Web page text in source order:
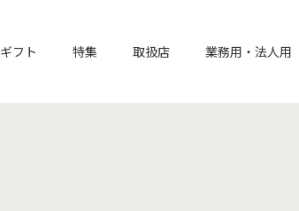
ギフト 特集 取扱店 業務用・法人用